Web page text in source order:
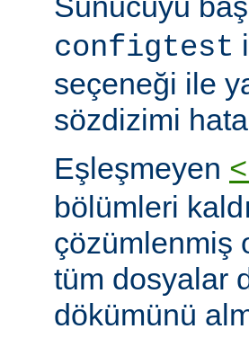
configtest
seçeneği ile
sözdizimi
Eşleşmeyen
bölümleri
çözümlenmiş
tüm dosyalar
dökümünü